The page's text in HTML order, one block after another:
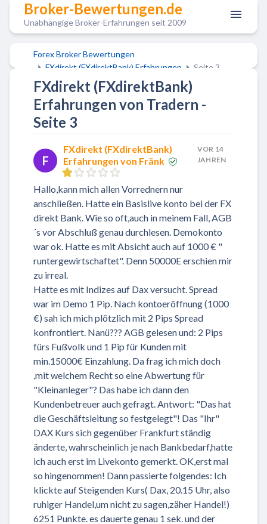
Broker-Bewertungen.de
Unabhängige Broker-Erfahrungen seit 2009
Forex Broker Bewertungen
FXdirekt (FXdirektBank) Erfahrungen
Seite 3
FXdirekt (FXdirektBank)
Erfahrungen von Tradern -
Seite 3
F
FXdirekt (FXdirektBank)
Erfahrungen von Fränk
VOR 14
JAHREN
Hallo,kann mich allen Vorrednern nur
anschließen. Hatte ein Basislive konto bei der FX
direkt Bank. Wie so oft,auch in meinem Fall, AGB
´s vor Abschluß genau durchlesen. Demokonto
war ok. Hatte es mit Absicht auch auf 1000 € "
runtergewirtschaftet". Denn 50000E erschien mir
zu irreal.
Hatte es mit Indizes auf Dax versucht. Spread
war im Demo 1 Pip. Nach kontoeröffnung (1000
€) sah ich mich plötzlich mit 2 Pips Spread
konfrontiert. Nanü??? AGB gelesen und: 2 Pips
fürs Fußvolk und 1 Pip für Kunden mit
min.15000€ Einzahlung. Da frag ich mich doch
,mit welchem Recht so eine Abwertung für
"Kleinanleger"? Das habe ich dann den
Kundenbetreuer auch gefragt. Antwort: "Das hat
die Geschäftsleitung so festgelegt"! Das "Ihr"
DAX Kurs sich gegenüber Frankfurt ständig
änderte, wahrscheinlich je nach Bankbedarf,hatte
ich auch erst im Livekonto gemerkt. OK,erst mal
so hingenommen! Dann passierte folgendes: Ich
klickte auf Steigenden Kurs( Dax, 20.15 Uhr, also
ruhiger Handel,um nicht zu sagen,zäher Handel!)
6251 Punkte. es dauerte genau 1 sek. und der